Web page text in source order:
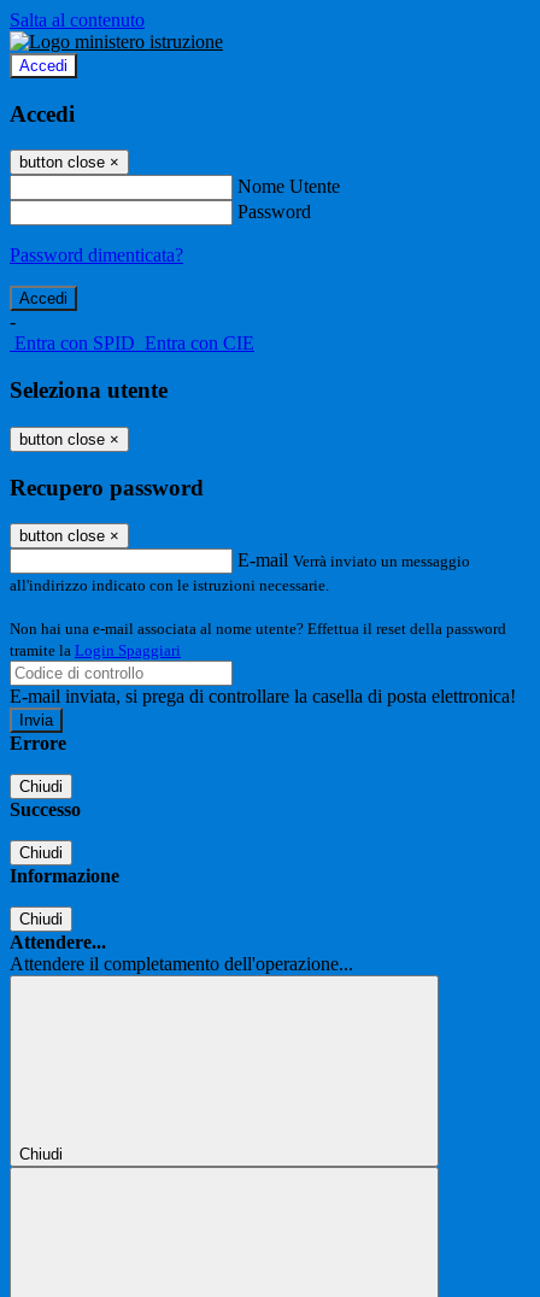
Salta al contenuto
Accedi
Accedi
button close ×
Nome Utente
Password
Password dimenticata?
-
Entra con SPID Entra con CIE
Seleziona utente
button close ×
Recupero password
button close ×
E-mail Verrà inviato un messaggio
all'indirizzo indicato con le istruzioni necessarie.
Non hai una e-mail associata al nome utente? Effettua il reset della password
tramite la Login Spaggiari
E-mail inviata, si prega di controllare la casella di posta elettronica!
Errore
Chiudi
Successo
Chiudi
Informazione
Chiudi
Attendere...
Attendere il completamento dell'operazione...
Chiudi